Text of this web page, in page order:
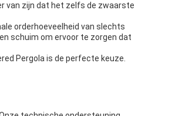
van zijn dat het zelfs de zwaarste
orderhoeveelheid van slechts
schuim om ervoor te zorgen dat
Pergola is de perfecte keuze.